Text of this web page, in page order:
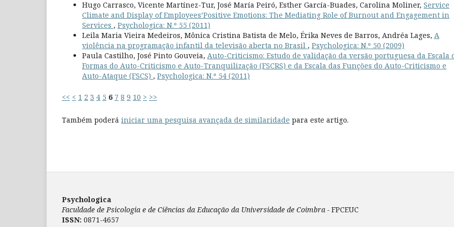
Hugo Carrasco, Vicente Martínez-Tur, José María Peiró, Esther García-Buades, Carolina Moliner, Service
Climate and Display of Employees’Positive Emotions: The Mediating Role of Burnout and Engagement in
Services , Psychologica: N.º 55 (2011)
Leila Maria Vieira Medeiros, Mônica Cristina Batista de Melo, Érika Neves de Barros, Andréa Lages, A
violência na programação infantil da televisão aberta no Brasil , Psychologica: N.º 50 (2009)
Paula Castilho, José Pinto Gouveia, Auto-Criticismo: Estudo de validação da versão portuguesa da Escala
Formas do Auto-Criticismo e Auto-Tranquilização (FSCRS) e da Escala das Funções do Auto-Criticismo e
Auto-Ataque (FSCS) , Psychologica: N.º 54 (2011)
<< < 1 2 3 4 5 6 7 8 9 10 > >>
Também poderá iniciar uma pesquisa avançada de similaridade para este artigo.
Psychologica
Faculdade de Psicologia e de Ciências da Educação da Universidade de Coimbra - FPCEUC
ISSN: 0871-4657